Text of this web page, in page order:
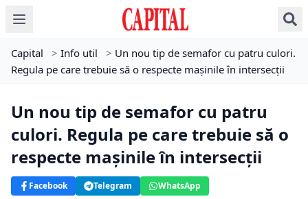
Capital > Info util > Un nou tip de semafor cu patru culori.
Regula pe care trebuie să o respecte mașinile în intersecții
Un nou tip de semafor cu patru
culori. Regula pe care trebuie să o
respecte mașinile în intersecții
Facebook Telegram WhatsApp